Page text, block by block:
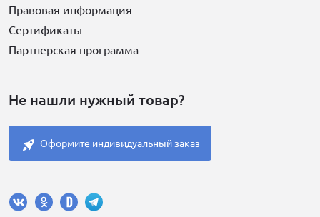
Правовая информация
Сертификаты
Партнерская программа
Не нашли нужный товар?
Оформите индивидуальный заказ